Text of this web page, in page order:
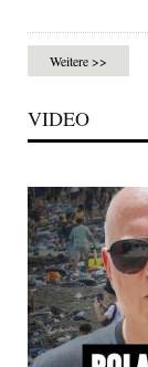
Weitere >>
VIDEO